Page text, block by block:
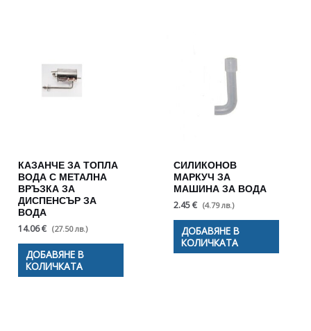
КАЗАНЧЕ ЗА ТОПЛА
ВОДА С МЕТАЛНА
ВРЪЗКА ЗА
ДИСПЕНСЪР ЗА
ВОДА
14.06 € (27.50 лв.)
ДОБАВЯНЕ В
КОЛИЧКАТА
СИЛИКОНОВ
МАРКУЧ ЗА
МАШИНА ЗА ВОДА
2.45 € (4.79 лв.)
ДОБАВЯНЕ В
КОЛИЧКАТА